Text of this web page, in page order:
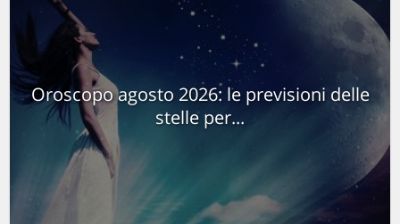
Oroscopo agosto 2026: le previsioni delle
stelle per...